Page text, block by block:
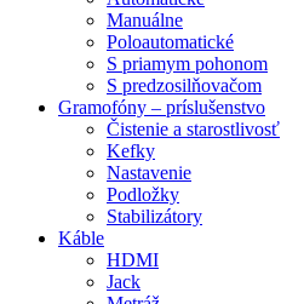
Manuálne
Poloautomatické
S priamym pohonom
S predzosilňovačom
Gramofóny – príslušenstvo
Čistenie a starostlivosť
Kefky
Nastavenie
Podložky
Stabilizátory
Káble
HDMI
Jack